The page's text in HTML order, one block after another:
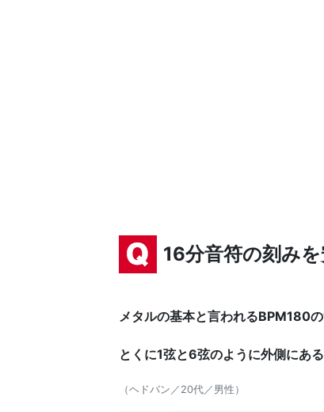
16分音符の刻み
メタルの基本と言われるBPM180
とくに1弦と6弦のように外側にあ
（ヘドバン／20代／男性）